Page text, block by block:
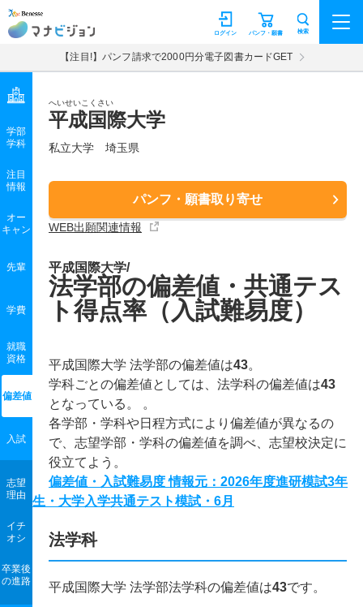
マナビジョン パンフ・願書
ログイン 検索
【注目!】パンフ請求で2000円分電子図書カードGET
へいせいこくさい
平成国際大学
私立大学 埼玉県
パンフ・願書取り寄せ
WEB出願関連情報
学部
学科
注目
情報
オー
キャン
先輩
学費
就職
資格
偏差値
入試
志望
理由
イチ
オシ
卒業後
の進路
平成国際大学/
法学部の偏差値・共通テス
ト得点率（入試難易度）
平成国際大学 法学部の偏差値は43。
学科ごとの偏差値としては、法学科の偏差値は43
となっている。 。
各学部・学科や日程方式により偏差値が異なるの
で、志望学部・学科の偏差値を調べ、志望校決定に
役立てよう。
偏差値・入試難易度 情報元：2026年度進研模試3年
生・大学入学共通テスト模試・6月
法学科
平成国際大学 法学部法学科の偏差値は43です。